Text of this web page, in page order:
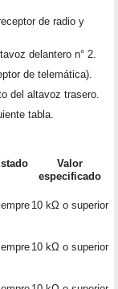
de radio y
delantero n° 2.
de telemática).
del altavoz trasero.
tabla.
Valor
especificado
10 kΩ o superior
10 kΩ o superior